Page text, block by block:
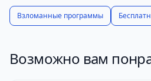
следить за питанием,
прогрессом. Начните сегодня
достигших успеха с YAZIO.
Взломанные программы
Возможно вам